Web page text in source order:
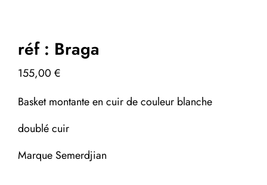
réf : Braga
155,00 €
Basket montante en cuir de couleur blanche
doublé cuir
Marque Semerdjian